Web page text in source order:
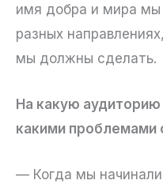
имя добра и мира мы
разных
мы должны сделать.
На какую
какими проблемами
— Когда мы